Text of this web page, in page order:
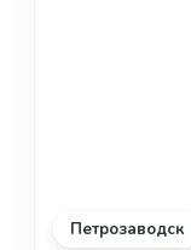
Петрозаводск